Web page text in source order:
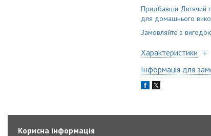
Придбавши Дитячий
для домашнього
Замовляйте з
Характеристики
Інформація для
Корисна інформація